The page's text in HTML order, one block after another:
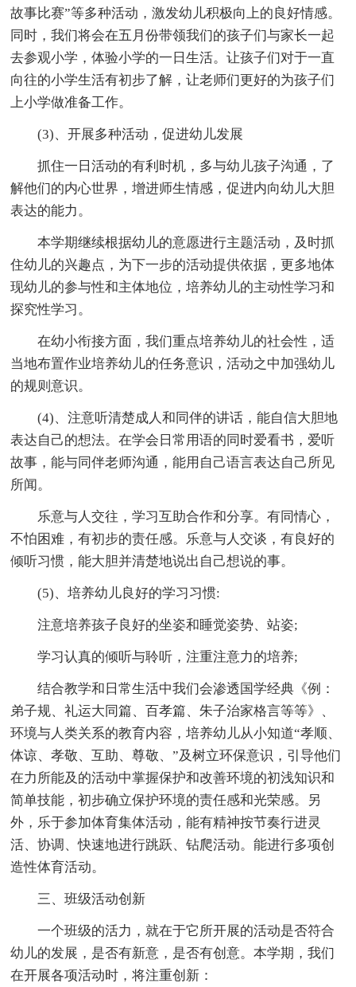
故事比赛”等多种活动，激发幼儿积极向上的良好情感。
同时，我们将会在五月份带领我们的孩子们与家长一起
去参观小学，体验小学的一日生活。让孩子们对于一直
向往的小学生活有初步了解，让老师们更好的为孩子们
上小学做准备工作。
(3)、开展多种活动，促进幼儿发展
抓住一日活动的有利时机，多与幼儿孩子沟通，了
解他们的内心世界，增进师生情感，促进内向幼儿大胆
表达的能力。
本学期继续根据幼儿的意愿进行主题活动，及时抓
住幼儿的兴趣点，为下一步的活动提供依据，更多地体
现幼儿的参与性和主体地位，培养幼儿的主动性学习和
探究性学习。
在幼小衔接方面，我们重点培养幼儿的社会性，适
当地布置作业培养幼儿的任务意识，活动之中加强幼儿
的规则意识。
(4)、注意听清楚成人和同伴的讲话，能自信大胆地
表达自己的想法。在学会日常用语的同时爱看书，爱听
故事，能与同伴老师沟通，能用自己语言表达自己所见
所闻。
乐意与人交往，学习互助合作和分享。有同情心，
不怕困难，有初步的责任感。乐意与人交谈，有良好的
倾听习惯，能大胆并清楚地说出自己想说的事。
(5)、培养幼儿良好的学习习惯:
注意培养孩子良好的坐姿和睡觉姿势、站姿;
学习认真的倾听与聆听，注重注意力的培养;
结合教学和日常生活中我们会渗透国学经典《例：
弟子规、礼运大同篇、百孝篇、朱子治家格言等等》、
环境与人类关系的教育内容，培养幼儿从小知道“孝顺、
体谅、孝敬、互助、尊敬、”及树立环保意识，引导他们
在力所能及的活动中掌握保护和改善环境的初浅知识和
简单技能，初步确立保护环境的责任感和光荣感。另
外，乐于参加体育集体活动，能有精神按节奏行进灵
活、协调、快速地进行跳跃、钻爬活动。能进行多项创
造性体育活动。
三、班级活动创新
一个班级的活力，就在于它所开展的活动是否符合
幼儿的发展，是否有新意，是否有创意。本学期，我们
在开展各项活动时，将注重创新：